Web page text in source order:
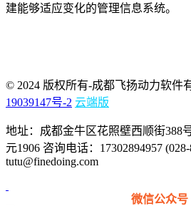
建能够适应变化的管理信息系统。
© 2024 版权所有-成都飞扬动力软件
19039147号-2 云端版
地址：成都金牛区花照壁西顺街388
元1906 咨询电话：17302894957 (028-
tutu@finedoing.com
微信公众号